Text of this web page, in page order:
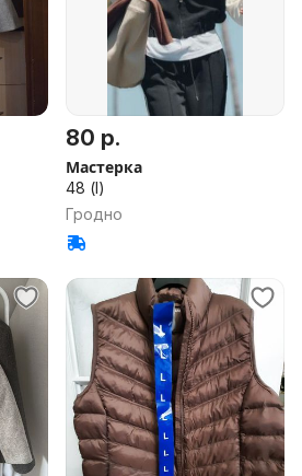
80 р.
Мастерка
48 (l)
Гродно